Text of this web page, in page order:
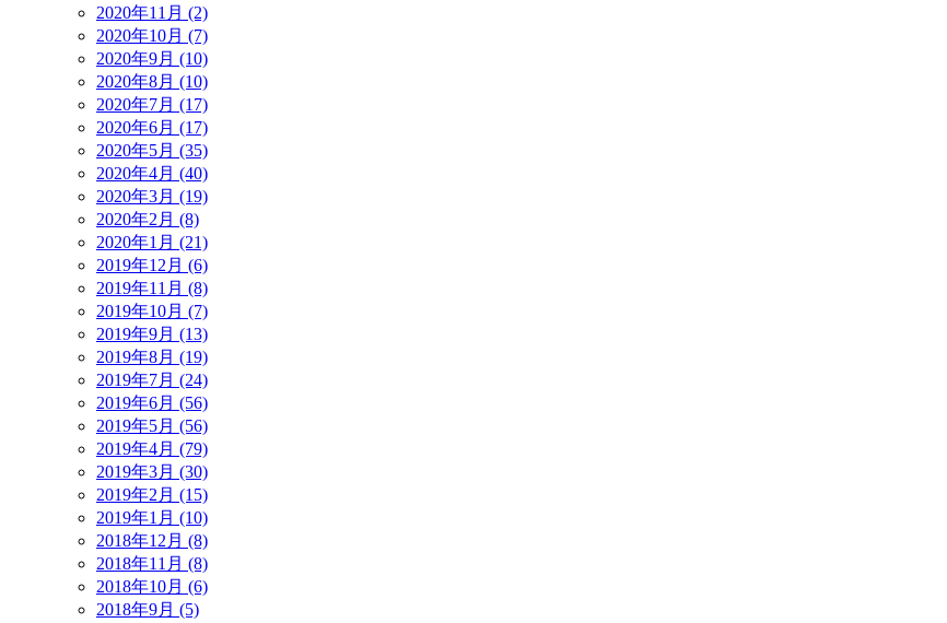
2020年11月 (2)
2020年10月 (7)
2020年9月 (10)
2020年8月 (10)
2020年7月 (17)
2020年6月 (17)
2020年5月 (35)
2020年4月 (40)
2020年3月 (19)
2020年2月 (8)
2020年1月 (21)
2019年12月 (6)
2019年11月 (8)
2019年10月 (7)
2019年9月 (13)
2019年8月 (19)
2019年7月 (24)
2019年6月 (56)
2019年5月 (56)
2019年4月 (79)
2019年3月 (30)
2019年2月 (15)
2019年1月 (10)
2018年12月 (8)
2018年11月 (8)
2018年10月 (6)
2018年9月 (5)